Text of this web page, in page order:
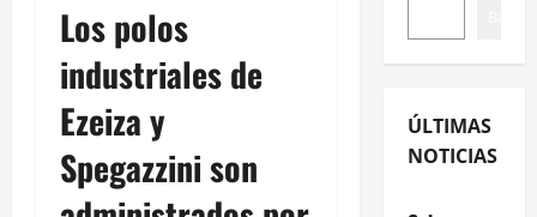
Los polos
industriales de
Ezeiza y
Spegazzini son
ÚLTIMAS
NOTICIAS